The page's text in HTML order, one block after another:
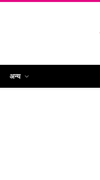
अन्य